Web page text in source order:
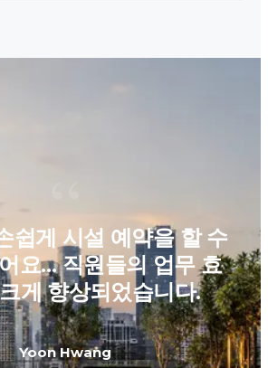
“
쉽게 시설 예약을 할 수
요… 직원들의 업무 효
게 향상되었습니다.
Yoon Hwang